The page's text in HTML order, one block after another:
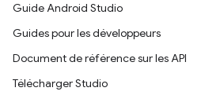
Guide Android Studio
Guides pour les développeurs
Document de référence sur les API
Télécharger Studio